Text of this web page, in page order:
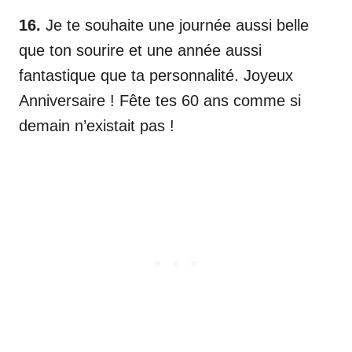
16. Je te souhaite une journée aussi belle
que ton sourire et une année aussi
fantastique que ta personnalité. Joyeux
Anniversaire ! Fête tes 60 ans comme si
demain n’existait pas !